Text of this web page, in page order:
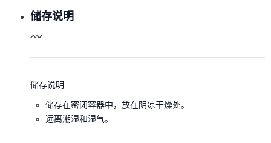
储存说明
储存说明
储存在密闭容器中，放在阴凉干燥处。
远离潮湿和湿气。